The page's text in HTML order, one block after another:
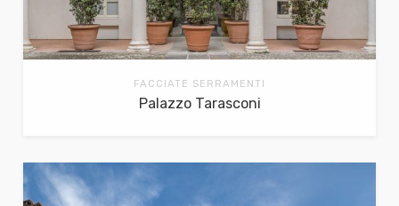
FACCIATE SERRAMENTI
Palazzo Tarasconi